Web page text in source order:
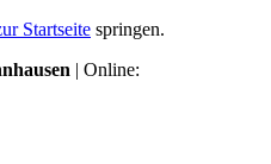
Startseite springen.
| Online: